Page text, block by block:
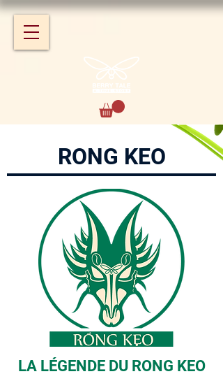
RONG KEO
LA LÉGENDE DU RONG KEO